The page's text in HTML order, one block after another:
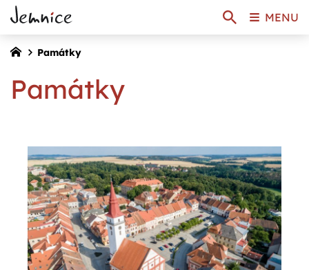
Památky
Památky
MENU